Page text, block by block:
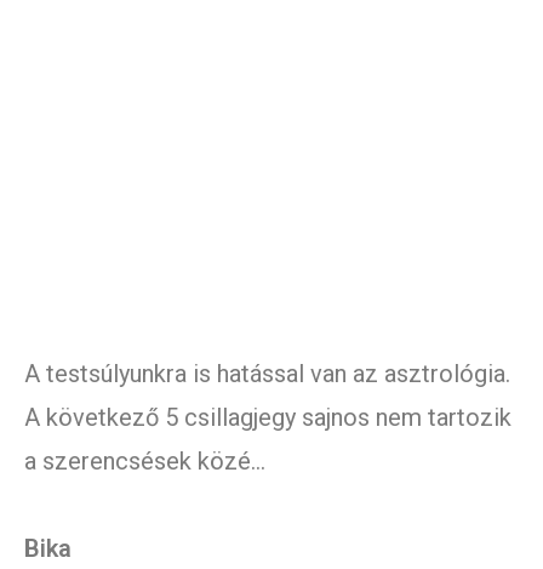
A testsúlyunkra is hatással van az asztrológia.
A következő 5 csillagjegy sajnos nem tartozik
a szerencsések közé…
Bika